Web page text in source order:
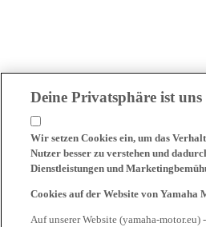
Deine Privatsphäre ist
Wir setzen Cookies ein, um das
Nutzer besser zu verstehen und
Dienstleistungen und
Cookies auf der Website von Yamaha
Auf unserer Website (yamaha-